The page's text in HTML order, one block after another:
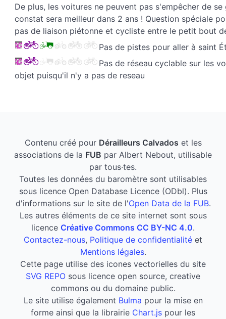
De plus, les voitures ne peuvent pas s'empêcher de
constat sera meilleur dans 2 ans ! Question spéciale
pas de liaison piétonne et cycliste entre le petit bout
Pas de pistes pour aller à saint
Pas de réseau cyclable sur les
objet puisqu'il n'y a pas de reseau
Contenu créé pour Dérailleurs Calvados et les
associations de la FUB par Albert Nebout, utilisable
par tous·tes.
Toutes les données du baromètre sont utilisables
sous licence Open Database Licence (ODbl). Plus
d'informations sur le site de l'Open Data de la FUB.
Les autres éléments de ce site internet sont sous
licence Créative Commons CC BY-NC 4.0.
Contactez-nous, Politique de confidentialité et
Mentions légales.
Cette page utilise des icones vectorielles du site
SVG REPO sous licence open source, creative
commons ou du domaine public.
Le site utilise également Bulma pour la mise en
forme ainsi que la librairie Chart.js pour les